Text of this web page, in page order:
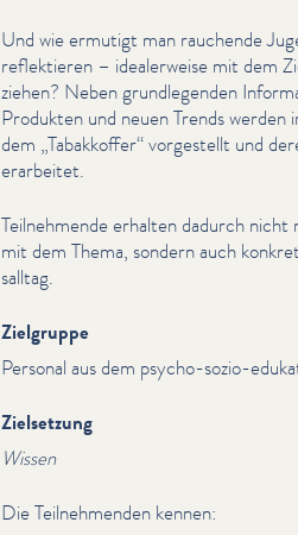
Und wie ermutigt man rauchende
reflek­tieren – ide­al­er­weise mit dem
ziehen? Neben grundle­gen­den
Produkten und neuen Trends
dem „Tabakkoffer“ vorgestellt und
erarbeitet.
Teil­nehmende erhalten dadurch
mit dem Thema, sondern auch
sall­t­ag.
Zielgruppe
Personal aus dem psycho-sozio-
Zielsetzung
Wissen
Die Teil­nehmenden kennen: